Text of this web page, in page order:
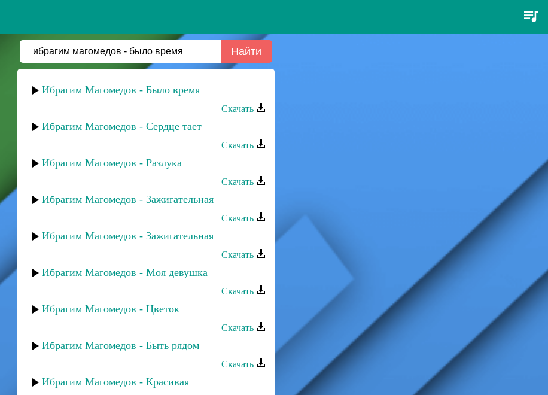
Ибрагим Магомедов - Было время
Скачать
Ибрагим Магомедов - Сердце тает
Скачать
Ибрагим Магомедов - Разлука
Скачать
Ибрагим Магомедов - Зажигательная
Скачать
Ибрагим Магомедов - Зажигательная
Скачать
Ибрагим Магомедов - Моя девушка
Скачать
Ибрагим Магомедов - Цветок
Скачать
Ибрагим Магомедов - Быть рядом
Скачать
Ибрагим Магомедов - Красивая